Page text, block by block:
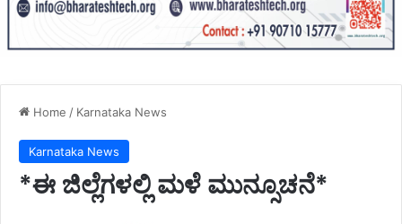
Home / Karnataka News
Karnataka News
*ಈ ಜಿಲ್ಲೆಗಳಲ್ಲಿ ಮಳೆ ಮುನ್ಸೂಚನೆ*